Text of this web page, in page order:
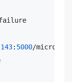
: 5000/